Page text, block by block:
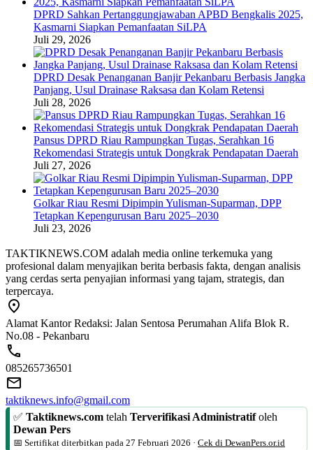
DPRD Sahkan Pertanggungjawaban APBD Bengkalis 2025,
Kasmarni Siapkan Pemanfaatan SiLPA
Juli 29, 2026
DPRD Desak Penanganan Banjir Pekanbaru Berbasis Jangka
Panjang, Usul Drainase Raksasa dan Kolam Retensi
Juli 28, 2026
Pansus DPRD Riau Rampungkan Tugas, Serahkan 16
Rekomendasi Strategis untuk Dongkrak Pendapatan Daerah
Juli 27, 2026
Golkar Riau Resmi Dipimpin Yulisman-Suparman, DPP
Tetapkan Kepengurusan Baru 2025–2030
Juli 23, 2026
TAKTIKNEWS.COM adalah media online terkemuka yang
profesional dalam menyajikan berita berbasis fakta, dengan analisis
yang cerdas serta penyajian informasi yang tajam, strategis, dan
terpercaya.
Alamat Kantor Redaksi: Jalan Sentosa Perumahan Alifa Blok R.
No.08 - Pekanbaru
085265736501
taktiknews.info@gmail.com
✅ Taktiknews.com telah Terverifikasi Administratifoleh
Dewan Pers
📅 Sertifikat diterbitkan pada 27 Februari 2026 · Cek di DewanPers.or.id